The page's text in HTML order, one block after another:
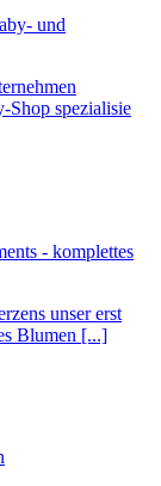
und
Shop spezialisie
- komplettes
unser erst
Blumen [...]